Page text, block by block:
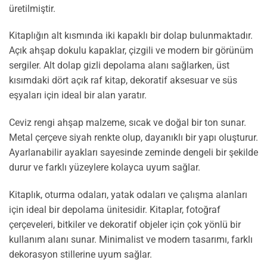
üretilmiştir.
Kitaplığın alt kısmında iki kapaklı bir dolap bulunmaktadır.
Açık ahşap dokulu kapaklar, çizgili ve modern bir görünüm
sergiler. Alt dolap gizli depolama alanı sağlarken, üst
kısımdaki dört açık raf kitap, dekoratif aksesuar ve süs
eşyaları için ideal bir alan yaratır.
Ceviz rengi ahşap malzeme, sıcak ve doğal bir ton sunar.
Metal çerçeve siyah renkte olup, dayanıklı bir yapı oluşturur.
Ayarlanabilir ayakları sayesinde zeminde dengeli bir şekilde
durur ve farklı yüzeylere kolayca uyum sağlar.
Kitaplık, oturma odaları, yatak odaları ve çalışma alanları
için ideal bir depolama ünitesidir. Kitaplar, fotoğraf
çerçeveleri, bitkiler ve dekoratif objeler için çok yönlü bir
kullanım alanı sunar. Minimalist ve modern tasarımı, farklı
dekorasyon stillerine uyum sağlar.